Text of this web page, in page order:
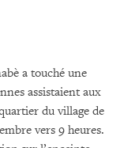
a touché une
assistaient aux
du village de
vers 9 heures.